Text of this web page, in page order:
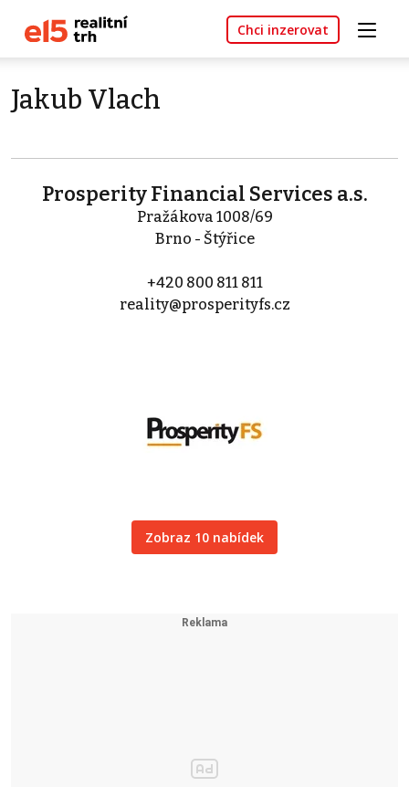
Chci inzerovat
Jakub Vlach
Prosperity Financial Services a.s.
Pražákova 1008/69
Brno - Štýřice
+420 800 811 811
reality@prosperityfs.cz
Zobraz 10 nabídek